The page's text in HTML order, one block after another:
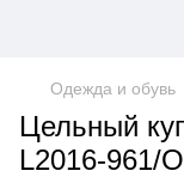
Одежда и обувь
Цельный
L2016-961/